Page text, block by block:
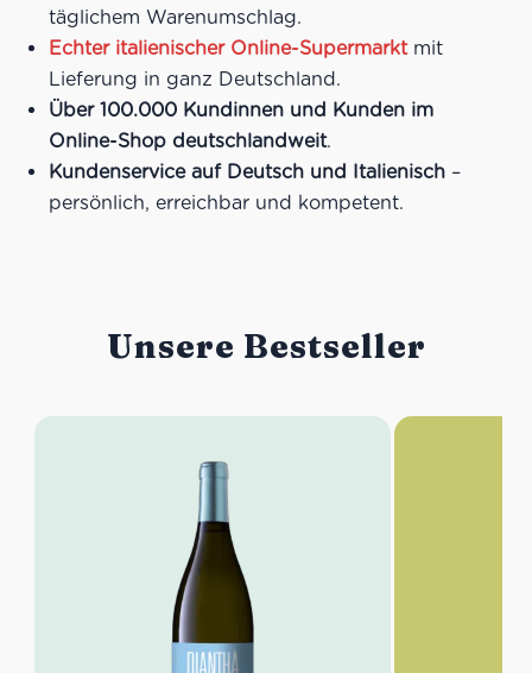
täglichem Warenumschlag.
Echter italienischer Online-Supermarktmit
Lieferung in ganz Deutschland.
Über 100.000 Kundinnen und Kunden im
Online-Shop deutschlandweit.
Kundenservice auf Deutsch und Italienisch –
persönlich, erreichbar und kompetent.
Unsere Bestseller